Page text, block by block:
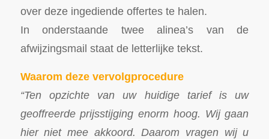
over deze ingediende offertes te halen.
In onderstaande twee alinea’s van de
afwijzingsmail staat de letterlijke tekst.
Waarom deze vervolgprocedure
“Ten opzichte van uw huidige tarief is uw
geoffreerde prijsstijging enorm hoog. Wij gaan
hier niet mee akkoord. Daarom vragen wij u